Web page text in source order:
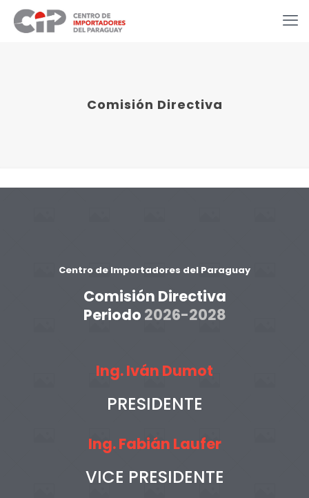
Comisión Directiva
Centro de Importadores del Paraguay
Comisión Directiva
Periodo 2026-2028
Ing. Iván Dumot
PRESIDENTE
Ing. Fabián Laufer
VICE PRESIDENTE